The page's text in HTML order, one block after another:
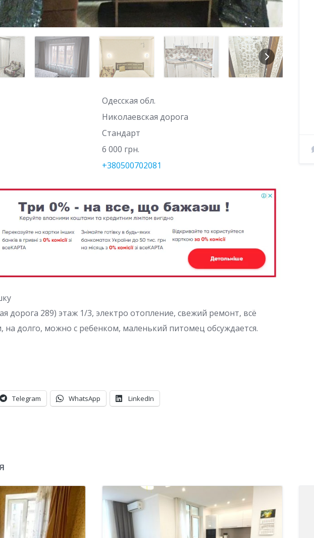
Одесская обл.
Николаевская дорога
Стандарт
6 000 грн.
+380500702081
дорога 289) этаж 1/3, электро отопление, свежий ремонт, всё
на долго, можно с ребенком, маленький питомец обсуждается.
Telegram WhatsApp LinkedIn